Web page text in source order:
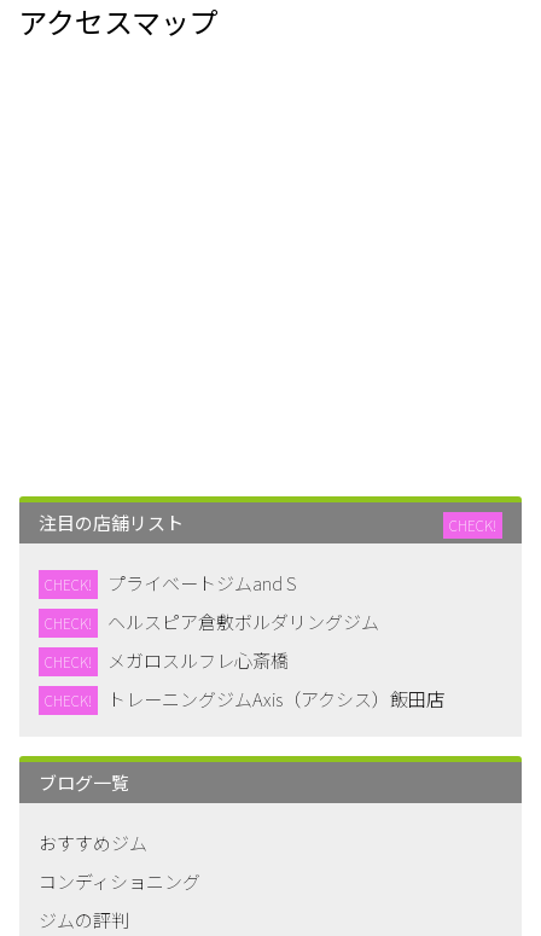
アクセスマップ
注目の店舗リスト CHECK!
CHECK! プライベートジムand S
CHECK! ヘルスピア倉敷ボルダリングジム
CHECK! メガロスルフレ心斎橋
CHECK! トレーニングジムAxis（アクシス）飯田店
ブログ一覧
おすすめジム
コンディショニング
ジムの評判